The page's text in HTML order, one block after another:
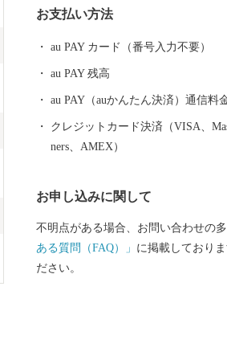
年）7月、森町を訪れた地理学者「志
森町には、5月の新茶、6月のとうも
米、11月の次郎柿、12月のレタス、
ラウンメロン、歴史と伝統のある品
お支払い方法
au PAY カード（番号入力不要）
au PAY 残高
au PAY（auかんたん決済）通信料
クレジットカード決済（VISA、
ners、AMEX）
お申し込みに関して
不明点がある場合、お問い合わせの
ある質問（FAQ）」 に掲載しており
ださい。